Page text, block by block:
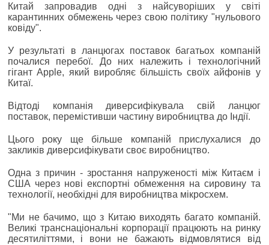
Китай запровадив одні з найсуворіших у світі
карантинних обмежень через свою політику "нульового
ковіду".
У результаті в ланцюгах поставок багатьох компаній
почалися перебої. До них належить і технологічний
гігант Apple, який виробляє більшість своїх айфонів у
Китаї.
Відтоді компанія диверсифікувала свій ланцюг
поставок, перемістивши частину виробництва до Індії.
Цього року ще більше компаній прислухалися до
закликів диверсифікувати своє виробництво.
Одна з причин - зростання напруженості між Китаєм і
США через нові експортні обмеження на сировину та
технології, необхідні для виробництва мікросхем.
"Ми не бачимо, що з Китаю виходять багато компаній.
Великі транснаціональні корпорації працюють на ринку
десятиліттями, і вони не бажають відмовлятися від